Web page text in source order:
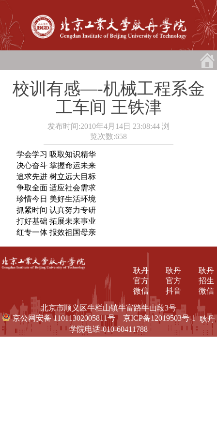
校训有感—-机械工程系金
工车间 王铁津
发布时间:2010年4月14日 23:08:44 浏
览次数:658
学会学习 吸取知识精华
决心奋斗 掌握命运未来
追求先进 树立远大目标
争取全面 适应社会需求
珍惜今日 美好生活环境
抓紧时间 认真努力专研
打好基础 拓展未来事业
红专一体 报效祖国母亲
耿丹
招生
微信
耿丹
官方
抖音
耿丹
官方
微信
北京市顺义区牛栏山镇牛富路牛山段3号
京公网安备 11011302005811号
京ICP备12019503号-1耿丹
学院电话-010-60411788